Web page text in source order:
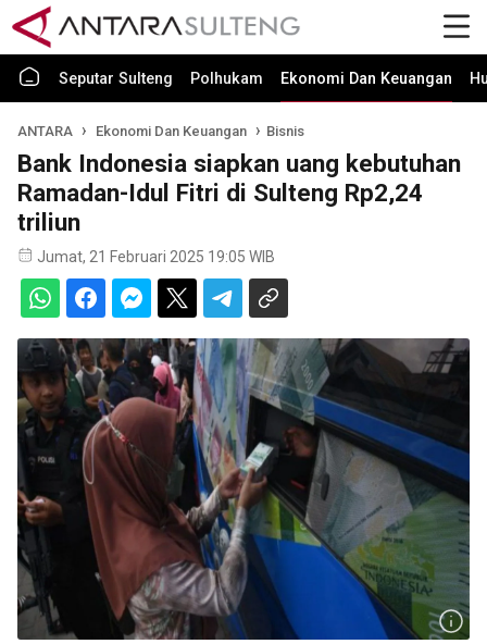
Seputar Sulteng Polhukam Ekonomi Dan Keuangan
ANTARA Ekonomi Dan Keuangan Bisnis
Bank Indonesia siapkan uang kebutuhan
Ramadan-Idul Fitri di Sulteng Rp2,24
triliun
Jumat, 21 Februari 2025 19:05 WIB